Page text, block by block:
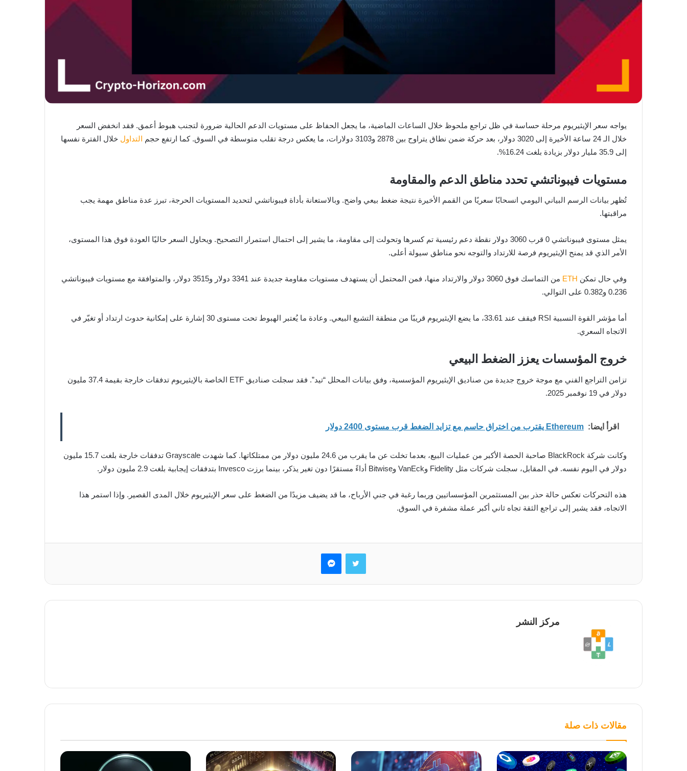
يواجه سعر الإيثيريوم مرحلة حساسة في ظل تراجع ملحوظ خلال الساعات الماضية، ما يجعل الحفاظ على مستويات الدعم الحالية ضرورة لتجنب هبوط أعمق. فقد انخفض السعر
خلال الـ 24 ساعة الأخيرة إلى 3020 دولار، بعد حركة ضمن نطاق يتراوح بين 2878 و3103 دولارات، ما يعكس درجة تقلب متوسطة في السوق. كما ارتفع حجم
التداول خلال الفترة نفسها
إلى 35.9 مليار دولار بزيادة بلغت 16.24%.
مستويات فيبوناتشي تحدد مناطق الدعم والمقاومة
تُظهر بيانات الرسم البياني اليومي انسحابًا سعريًا من القمم الأخيرة نتيجة ضغط بيعي واضح. وبالاستعانة بأداة فيبوناتشي لتحديد المستويات الحرجة، تبرز عدة مناطق مهمة يجب
مراقبتها.
يمثل مستوى فيبوناتشي 0 قرب 3060 دولار نقطة دعم رئيسية تم كسرها وتحولت إلى مقاومة، ما يشير إلى احتمال استمرار التصحيح. ويحاول السعر حاليًا العودة فوق هذا المستوى،
الأمر الذي قد يمنح الإيثيريوم فرصة للارتداد والتوجه نحو مناطق سيولة أعلى.
وفي حال تمكن ETH
من التماسك فوق 3060 دولار والارتداد منها، فمن المحتمل أن يستهدف مستويات مقاومة جديدة عند 3341 دولار و3515 دولار، والمتوافقة مع مستويات فيبوناتشي
0.236 و0.382 على التوالي.
أما مؤشر القوة النسبية RSI فيقف عند 33.61، ما يضع الإيثيريوم قريبًا من منطقة التشبع البيعي. وعادة ما يُعتبر الهبوط تحت مستوى 30 إشارة على إمكانية حدوث ارتداد أو تغيّر في
الاتجاه السعري.
خروج المؤسسات يعزز الضغط البيعي
تزامن التراجع الفني مع موجة خروج جديدة من صناديق الإيثيريوم المؤسسية، وفق بيانات المحلل “تيد”. فقد سجلت صناديق ETF الخاصة بالإيثيريوم تدفقات خارجة بقيمة 37.4 مليون
دولار في 19 نوفمبر 2025.
اقرأ ايضا: Ethereum يقترب من اختراق حاسم مع تزايد الضغط قرب مستوى 2400 دولار
وكانت شركة BlackRock صاحبة الحصة الأكبر من عمليات البيع، بعدما تخلت عن ما يقرب من 24.6 مليون دولار من ممتلكاتها. كما شهدت Grayscale تدفقات خارجة بلغت 15.7 مليون
دولار في اليوم نفسه. في المقابل، سجلت شركات مثل Fidelity وVanEck وBitwise أداءً مستقرًا دون تغير يذكر، بينما برزت Invesco بتدفقات إيجابية بلغت 2.9 مليون دولار.
هذه التحركات تعكس حالة حذر بين المستثمرين المؤسساتيين وربما رغبة في جني الأرباح، ما قد يضيف مزيدًا من الضغط على سعر الإيثيريوم خلال المدى القصير. وإذا استمر هذا
الاتجاه، فقد يشير إلى تراجع الثقة تجاه ثاني أكبر عملة مشفرة في السوق.
تويتر ماسنجر
مركز النشر
مقالات ذات صلة